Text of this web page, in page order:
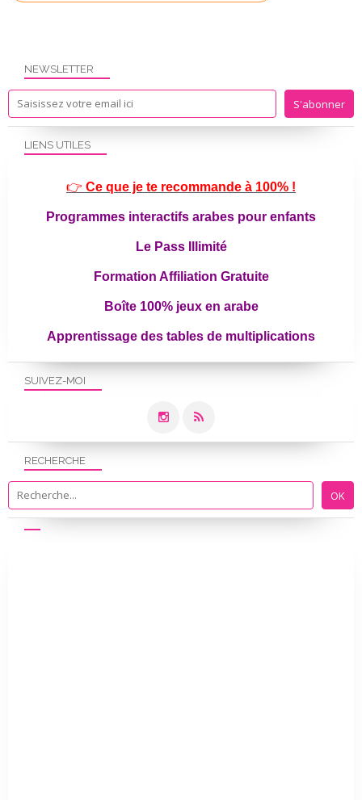
NEWSLETTER
SUIVEZ-MOI
RECHERCHE
LIENS UTILES
👉 Ce que je te recommande à 100% !
Programmes interactifs arabes pour enfants
Le Pass Illimité
Formation Affiliation Gratuite
Boîte 100% jeux en arabe
Apprentissage des tables de multiplications